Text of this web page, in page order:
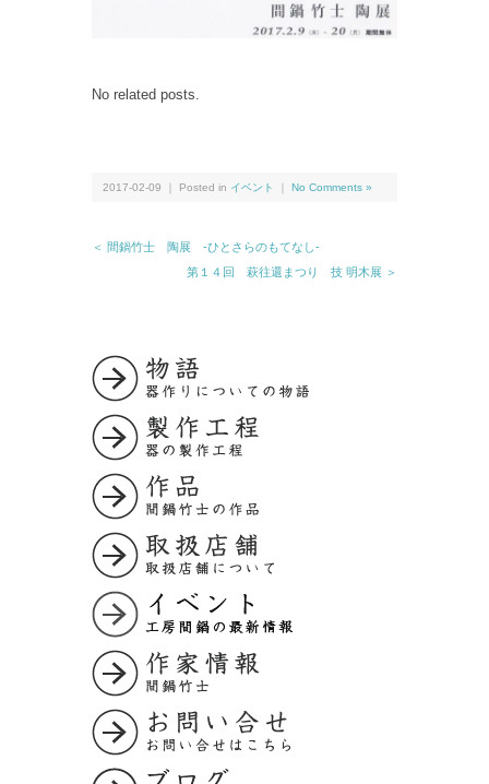
No related posts.
2017-02-09 ｜ Posted in イベント No Comments »
＜ 間鍋竹士 陶展 ‐ひとさらのもてなし‐
第１４回 萩往還まつり 技 明木展 ＞